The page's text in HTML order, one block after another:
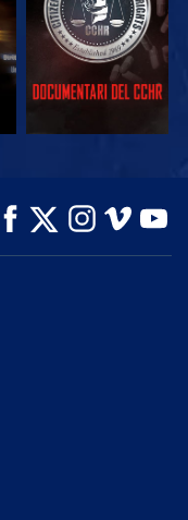
ESPLORA LE
SERIE